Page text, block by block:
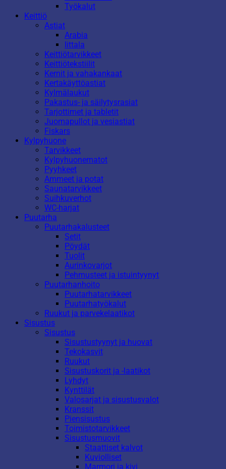
Työkalut
Keittiö
Astiat
Arabia
Iittala
Keittiötarvikkeet
Keittiötekstiilit
Kernit ja vahakankaat
Kertakäyttöastiat
Kylmälaukut
Pakastus- ja säilytysrasiat
Tarjottimet ja tabletit
Juomapullot ja vesiastiat
Fiskars
Kylpyhuone
Tarvikkeet
Kylpyhuonematot
Pyyhkeet
Ammeet ja potat
Saunatarvikkeet
Suihkuverhot
WC-harjat
Puutarha
Puutarhakalusteet
Setit
Pöydät
Tuolit
Aurinkovarjot
Pehmusteet ja istuintyynyt
Puutarhanhoito
Puutarhatarvikkeet
Puutarhatyökalut
Ruukut ja parvekelaatikot
Sisustus
Sisustus
Sisustustyynyt ja huovat
Tekokasvit
Ruukut
Sisustuskorit ja -laatikot
Lyhdyt
Kynttilät
Valosarjat ja sisustusvalot
Kranssit
Piensisustus
Toimistotarvikkeet
Sisustusmuovit
Staattiset kalvot
Kuviolliset
Marmori ja kivi